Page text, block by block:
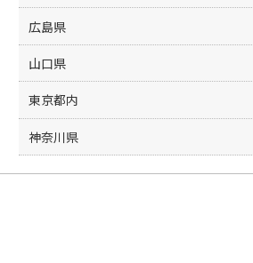
広島県
山口県
東京都内
神奈川県